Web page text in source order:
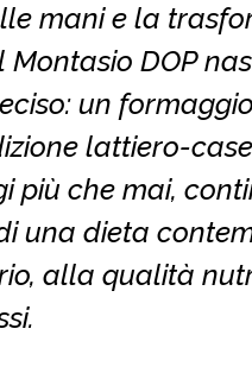
mani e la
Montasio DOP
un
lattiero-
più che mai,
una dieta
alla qualità